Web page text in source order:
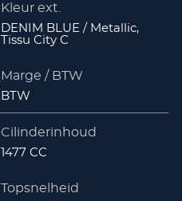
Kleur ext.
DENIM BLUE / Metallic,
Tissu City C
Marge / BTW
BTW
Cilinderinhoud
1477 CC
Topsnelheid